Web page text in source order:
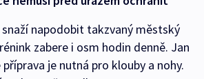
napodobit takzvaný městský
zabere i osm hodin denně. Jan
je nutná pro klouby a nohy.